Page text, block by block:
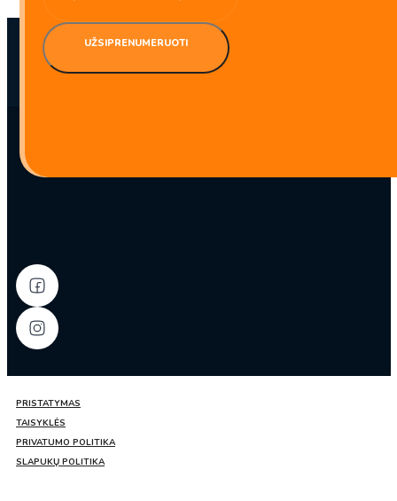
UŽSIPRENUMERUOTI
PRISTATYMAS
TAISYKLĖS
PRIVATUMO POLITIKA
SLAPUKŲ POLITIKA